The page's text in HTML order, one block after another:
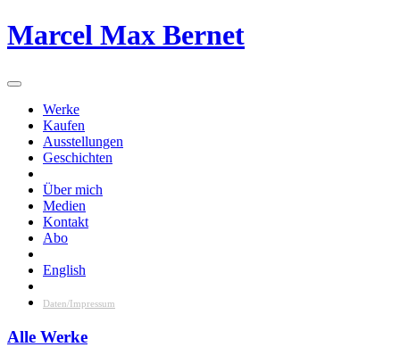
Skip
to
Marcel Max Bernet
Werke
Kaufen
Ausstellungen
Geschichten
Über mich
Medien
Kontakt
Abo
English
Daten/Impressum
Alle Werke